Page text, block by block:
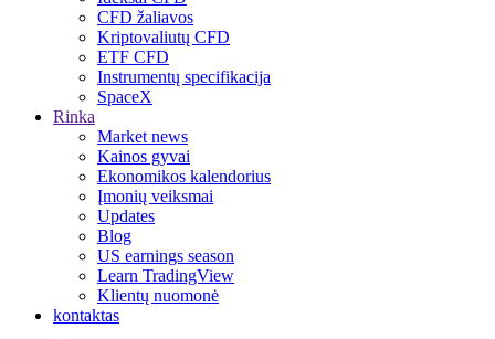
CFD žaliavos
Kriptovaliutų CFD
ETF CFD
Instrumentų specifikacija
SpaceX
Rinka
Market news
Kainos gyvai
Ekonomikos kalendorius
Įmonių veiksmai
Updates
Blog
US earnings season
Learn TradingView
Klientų nuomonė
kontaktas